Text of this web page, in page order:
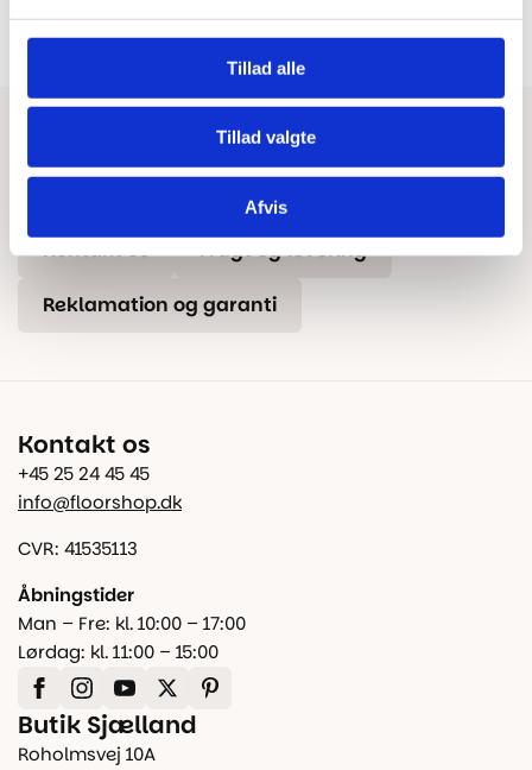
Tillad alle
Tillad valgte
Afvis
Har du brug for hjælp?
Beregn gulvareal
Kontakt os Fragt og levering
Reklamation og garanti
Kontakt os
+45 25 24 45 45
info@floorshop.dk
CVR: 41535113
Åbningstider
Man – Fre: kl. 10:00 – 17:00
Lørdag: kl. 11:00 – 15:00
Butik Sjælland
Roholmsvej 10A